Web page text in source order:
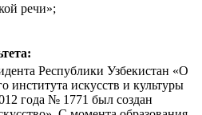
речи»;
Республики Узбекистан «О
института искусств и культуры
года № 1771 был создан